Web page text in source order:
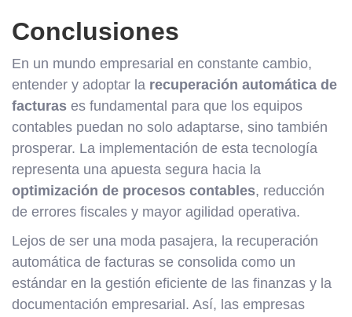
Conclusiones
En un mundo empresarial en constante cambio,
entender y adoptar la recuperación automática de
facturas es fundamental para que los equipos
contables puedan no solo adaptarse, sino también
prosperar. La implementación de esta tecnología
representa una apuesta segura hacia la
optimización de procesos contables, reducción
de errores fiscales y mayor agilidad operativa.
Lejos de ser una moda pasajera, la recuperación
automática de facturas se consolida como un
estándar en la gestión eficiente de las finanzas y la
documentación empresarial. Así, las empresas